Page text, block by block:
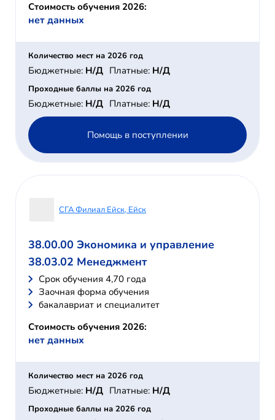
Стоимость обучения 2026:
нет данных
Количество мест на 2026 год
Бюджетные: Н/Д Платные: Н/Д
Проходные баллы на 2026 год
Бюджетные: Н/Д Платные: Н/Д
Помощь в поступлении
СГА Филиал Ейск, Ейск
38.00.00 Экономика и управление
38.03.02 Менеджмент
Cрок обучения 4,70 года
Заочная форма обучения
бакалавриат и специалитет
Стоимость обучения 2026:
нет данных
Количество мест на 2026 год
Бюджетные: Н/Д Платные: Н/Д
Проходные баллы на 2026 год